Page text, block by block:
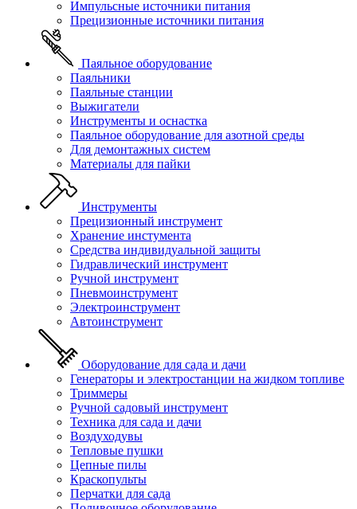
Импульсные источники питания
Прецизионные источники питания
Паяльное оборудование
Паяльники
Паяльные станции
Выжигатели
Инструменты и оснастка
Паяльное оборудование для азотной среды
Для демонтажных систем
Материалы для пайки
Инструменты
Прецизионный инструмент
Хранение инстумента
Средства индивидуальной защиты
Гидравлический инструмент
Ручной инструмент
Пневмоинструмент
Электроинструмент
Автоинструмент
Оборудование для сада и дачи
Генераторы и электростанции на жидком топливе
Триммеры
Ручной садовый инструмент
Техника для сада и дачи
Воздуходувы
Тепловые пушки
Цепные пилы
Краскопульты
Перчатки для сада